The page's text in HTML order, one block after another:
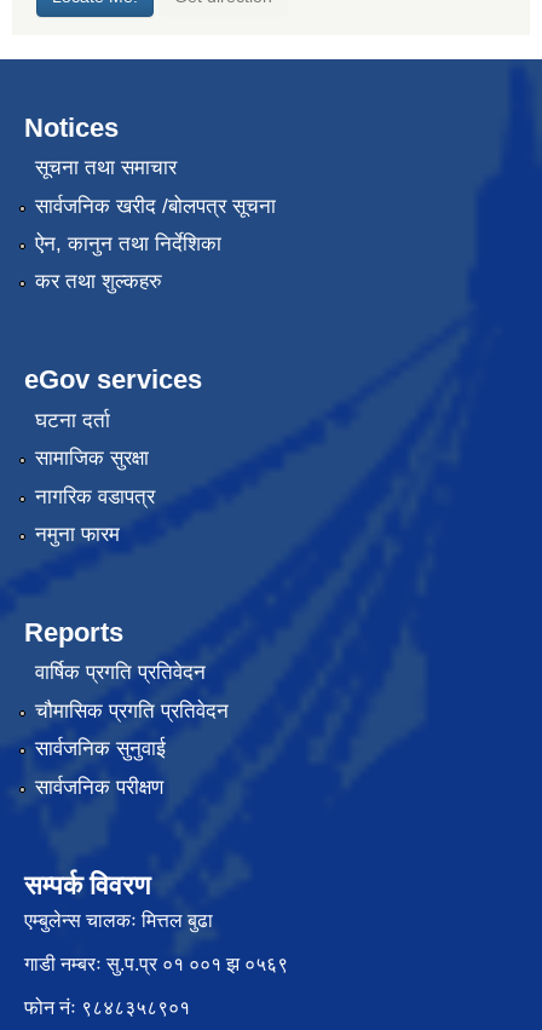
Notices
सूचना तथा समाचार
सार्वजनिक खरीद /बोलपत्र सूचना
ऐन, कानुन तथा निर्देशिका
कर तथा शुल्कहरु
eGov services
घटना दर्ता
सामाजिक सुरक्षा
नागरिक वडापत्र
नमुना फारम
Reports
वार्षिक प्रगति प्रतिवेदन
चौमासिक प्रगति प्रतिवेदन
सार्वजनिक सुनुवाई
सार्वजनिक परीक्षण
सम्पर्क विवरण
एम्बुलेन्स चालकः मित्तल बुढा
गाडी नम्बरः सु.प.प्र ०१ ००१ झ ०५६९
फोन नंः ९८४८३५८९०१